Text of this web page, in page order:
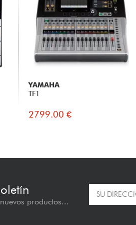
YAMAHA
TF1
2799.00 €
productos...